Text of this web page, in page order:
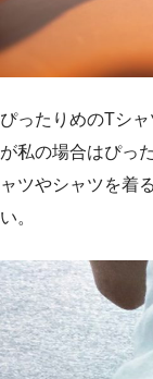
ぴったりめのTシ
が私の場合はぴっ
ャツやシャツを着
い。